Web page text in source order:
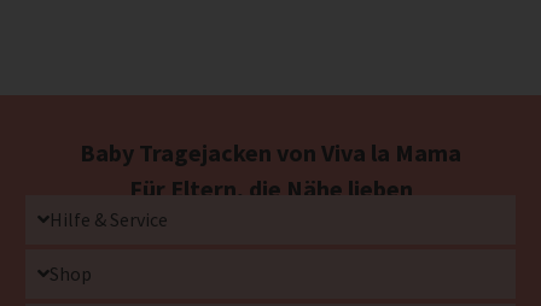
Baby Tragejacken von Viva la Mama
Für Eltern, die Nähe lieben
Hilfe & Service
Shop